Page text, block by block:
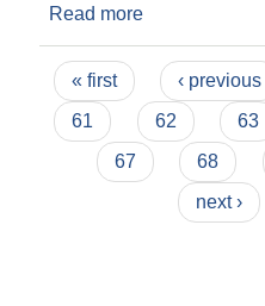
Read more
Pages
« first ‹ previous
61
62 63
67
68
next ›